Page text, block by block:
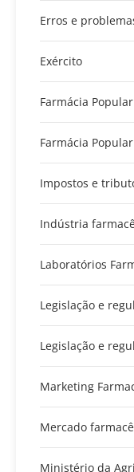
Erros e
Exército
Farmácia Popular
Farmácia Popular
Impostos e
Indústria
Laboratórios
Legislação e
Legislação e
Marketing
Mercado
Ministério da